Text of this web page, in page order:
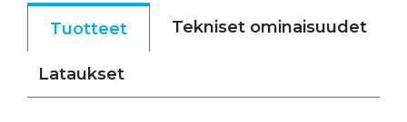
Tuotteet Tekniset ominaisuudet
Lataukset